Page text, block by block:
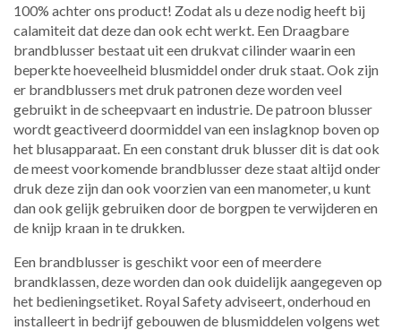
100% achter ons product! Zodat als u deze nodig heeft bij
calamiteit dat deze dan ook echt werkt. Een Draagbare
brandblusser bestaat uit een drukvat cilinder waarin een
beperkte hoeveelheid blusmiddel onder druk staat. Ook zijn
er brandblussers met druk patronen deze worden veel
gebruikt in de scheepvaart en industrie. De patroon blusser
wordt geactiveerd doormiddel van een inslagknop boven op
het blusapparaat. En een constant druk blusser dit is dat ook
de meest voorkomende brandblusser deze staat altijd onder
druk deze zijn dan ook voorzien van een manometer, u kunt
dan ook gelijk gebruiken door de borgpen te verwijderen en
de knijp kraan in te drukken.
Een brandblusser is geschikt voor een of meerdere
brandklassen, deze worden dan ook duidelijk aangegeven op
het bedieningsetiket. Royal Safety adviseert, onderhoud en
installeert in bedrijf gebouwen de blusmiddelen volgens wet